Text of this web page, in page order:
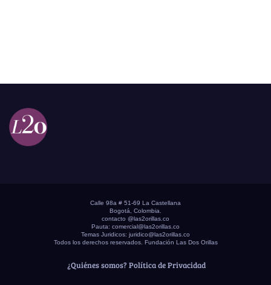
Calle 98a # 51-69 La Castellana
Bogotá, Colombia.
contacto @las2orillas.co
Pauta: comercial@las2orillas.co
Temas Juridicos: juridico@las2orillas.co
Todos los derechos reservados. Fundación Las Dos Orillas
¿Quiénes somos? Política de Privacidad